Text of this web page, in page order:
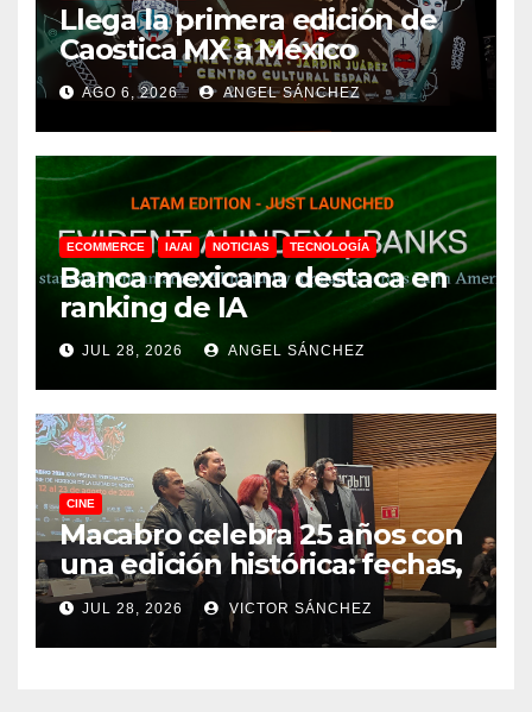
Llega la primera edición de
Caostica MX a México
AGO 6, 2026 ANGEL SÁNCHEZ
ECOMMERCE IA/AI NOTICIAS TECNOLOGÍA
Banca mexicana destaca en
ranking de IA
JUL 28, 2026 ANGEL SÁNCHEZ
CINE
Macabro celebra 25 años con
una edición histórica: fechas,
sedes, invitados y todo lo que
debes saber
JUL 28, 2026 VICTOR SÁNCHEZ